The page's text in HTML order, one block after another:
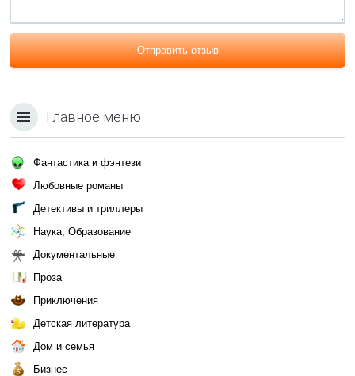
Отправить отзыв
Главное меню
Фантастика и фэнтези
Любовные романы
Детективы и триллеры
Наука, Образование
Документальные
Проза
Приключения
Детская литература
Дом и семья
Бизнес